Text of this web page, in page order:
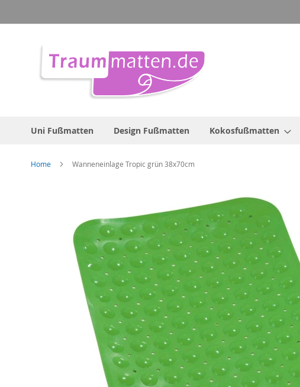
zum
Uni Fußmatten Design Fußmatten Kokosfußmatten
Home Wanneneinlage Tropic grün 38x70cm